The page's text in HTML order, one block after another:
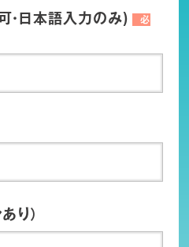
・日本語入力のみ)
必
り）